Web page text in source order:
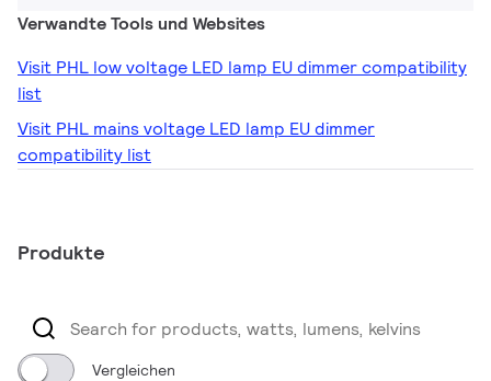
Verwandte Tools und Websites
Visit PHL low voltage LED lamp EU dimmer compatibility
list
Visit PHL mains voltage LED lamp EU dimmer
compatibility list
Produkte
Vergleichen